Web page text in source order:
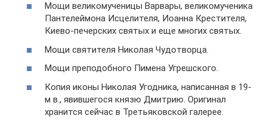
Мощи великомученицы Варвары, великомученика
Пантелеймона Исцелителя, Иоанна Крестителя,
Киево-печерских святых и еще многих святых.
Мощи святителя Николая Чудотворца.
Мощи преподобного Пимена Угрешского.
Копия иконы Николая Угодника, написанная в 19-
м в., явившегося князю Дмитрию. Оригинал
хранится сейчас в Третьяковской галерее.